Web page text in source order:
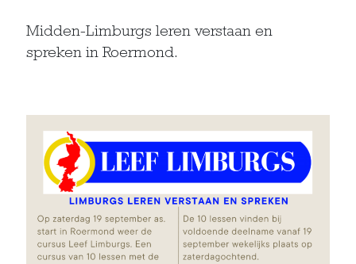
Midden-Limburgs leren verstaan en
spreken in Roermond.